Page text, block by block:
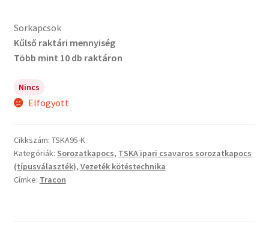
Sorkapcsok
Kűlső raktári mennyiség
Több mint 10 db raktáron
Nincs
Elfogyott
Cikkszám: TSKA95-K
Kategóriák: Sorozatkapocs, TSKA ipari csavaros sorozatkapocs
(típusválaszték), Vezeték kötéstechnika
Címke: Tracon